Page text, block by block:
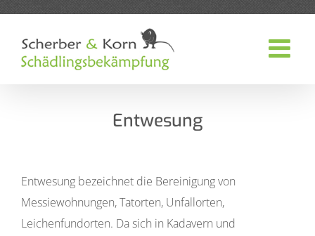
Inhalt
springen
Entwesung
Entwesung bezeichnet die Bereinigung von
Messiewohnungen, Tatorten, Unfallorten,
Leichenfundorten. Da sich in Kadavern und